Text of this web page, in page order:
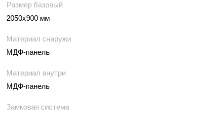
Размер базовый
2050х900 мм
Материал снаружи
МДФ-панель
Материал внутри
МДФ-панель
Замковая система